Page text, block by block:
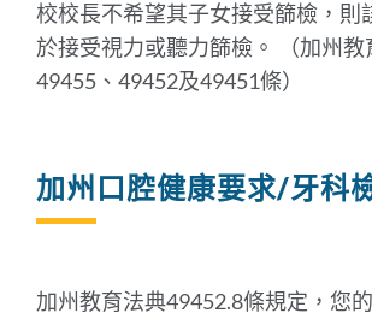
校校長不希望其子女接受篩檢，則
於接受視力或聽力篩檢。 （加州教
49455、49452及49451條）
加州口腔健康要求/牙科
加州教育法典49452.8條規定，您